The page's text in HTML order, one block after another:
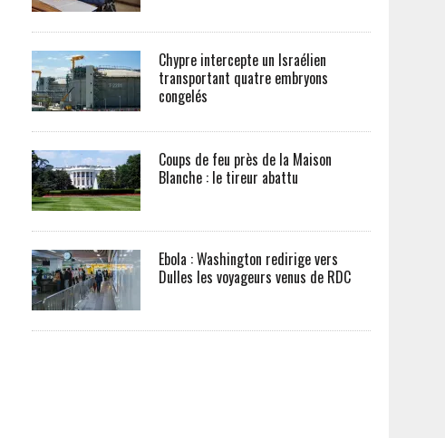
Chypre intercepte un Israélien
transportant quatre embryons
congelés
Coups de feu près de la Maison
Blanche : le tireur abattu
Ebola : Washington redirige vers
Dulles les voyageurs venus de RDC